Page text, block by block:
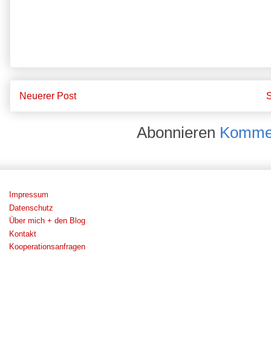
Neuerer Post
Abonnieren
Impressum
Datenschutz
Über mich + den Blog
Kontakt
Kooperationsanfragen